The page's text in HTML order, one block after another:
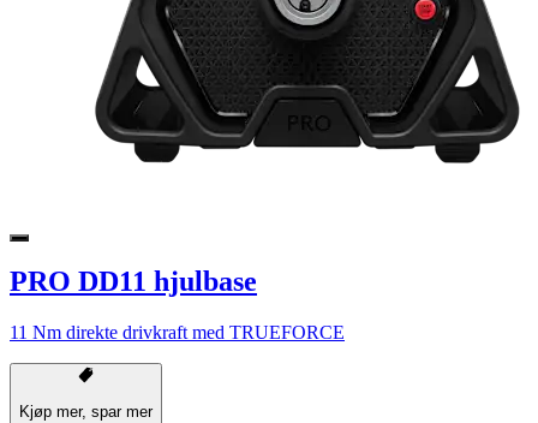
PRO DD11 hjulbase
11 Nm direkte drivkraft med TRUEFORCE
Kjøp mer, spar mer